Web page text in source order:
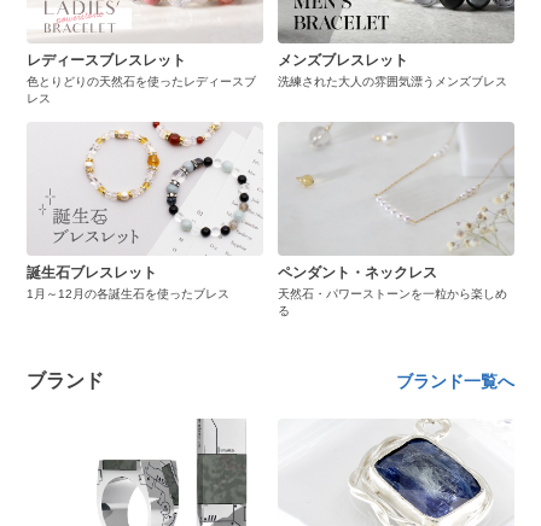
レディースブレスレット
色とりどりの天然石を使ったレディースブ
レス
メンズブレスレット
洗練された大人の雰囲気漂うメンズブレス
誕生石ブレスレット
1月～12月の各誕生石を使ったブレス
ペンダント・ネックレス
天然石・パワーストーンを一粒から楽しめ
る
ブランド ブランド一覧へ